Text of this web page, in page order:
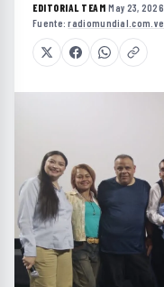
EDITORIAL TEAM·May 23, 2026
Fuente:radiomundial.com.ve